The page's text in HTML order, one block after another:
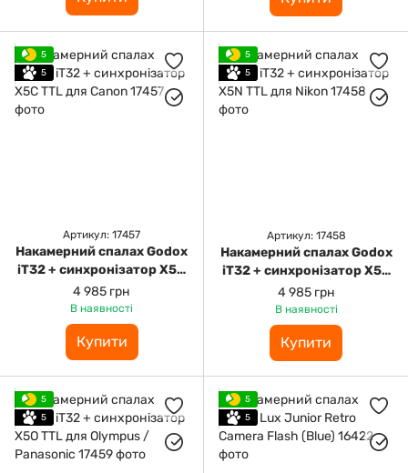
5
5
Артикул: 17457
Накамерний спалах Godox
iT32 + синхронізатор X5С
TTL для Canon
4 985 грн
В наявності
Купити
5
5
Артикул: 17458
Накамерний спалах Godox
iT32 + синхронізатор X5N
TTL для Nikon
4 985 грн
В наявності
Купити
5
5
5
5